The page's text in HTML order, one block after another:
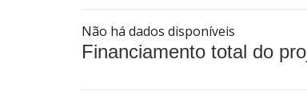
Não há dados disponíveis
Financiamento total do